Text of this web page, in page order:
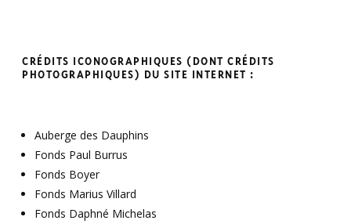
CRÉDITS ICONOGRAPHIQUES (DONT CRÉDITS
PHOTOGRAPHIQUES) DU SITE INTERNET :
Auberge des Dauphins
Fonds Paul Burrus
Fonds Boyer
Fonds Marius Villard
Fonds Daphné Michelas